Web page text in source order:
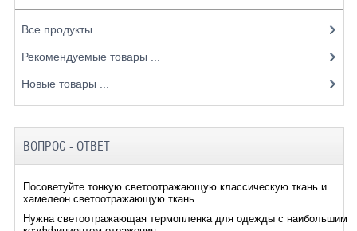
Все продукты ...
Рекомендуемые товары ...
Новые товары ...
ВОПРОС - ОТВЕТ
Посоветуйте тонкую светоотражающую классическую ткань и
хамелеон светоотражающую ткань
Нужна светоотражающая термопленка для одежды с наибольшим